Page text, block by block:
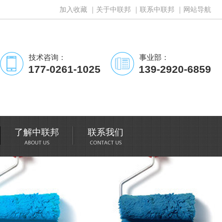
加入收藏 关于中联邦 联系中联邦 网站导航
技术咨询：
177-0261-1025
事业部：
139-2920-6859
了解中联邦 联系我们